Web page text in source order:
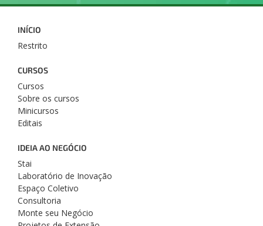
INÍCIO
Restrito
CURSOS
Cursos
Sobre os cursos
Minicursos
Editais
IDEIA AO NEGÓCIO
Stai
Laboratório de Inovação
Espaço Coletivo
Consultoria
Monte seu Negócio